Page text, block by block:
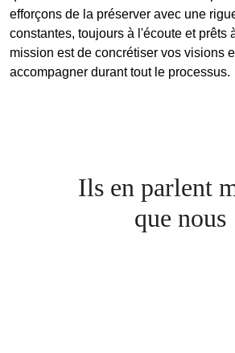
efforçons de la préserver avec une
constantes, toujours à l'écoute et prêts
mission est de concrétiser vos visions
accompagner durant tout le processus.
Ils en parlent
que nous